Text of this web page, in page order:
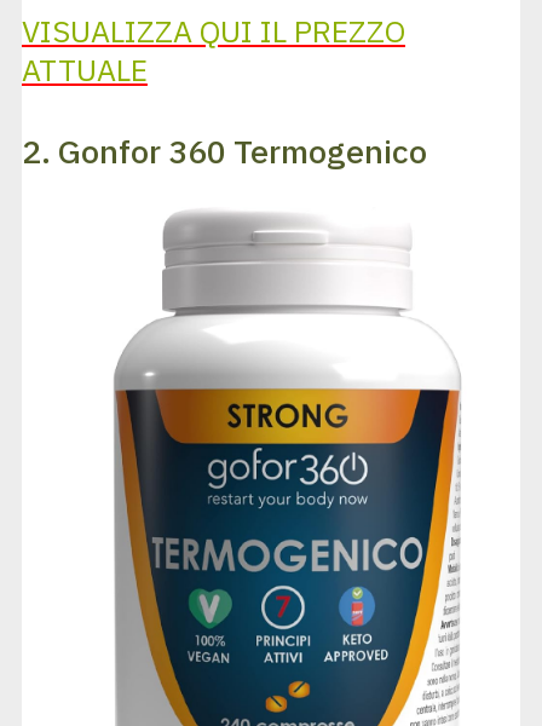
VISUALIZZA QUI IL PREZZO
ATTUALE
2. Gonfor 360 Termogenico